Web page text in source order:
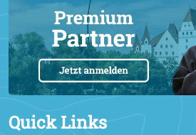
Quick Links